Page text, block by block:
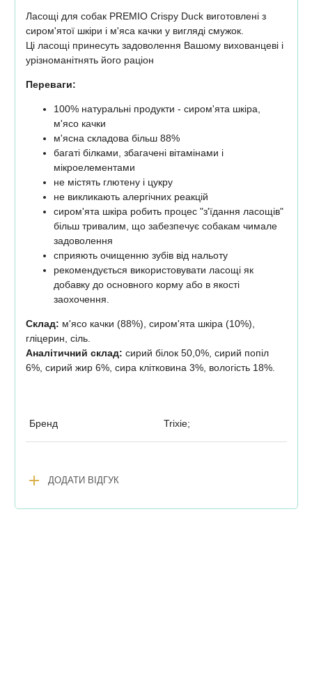
Ласощі для собак PREMIO Crispy Duck виготовлені з
сиром'ятої шкіри і м'яса качки у вигляді смужок.
Ці ласощі принесуть задоволення Вашому вихованцеві і
урізноманітнять його раціон
Переваги:
100% натуральні продукти - сиром'ята шкіра,
м'ясо качки
м'ясна складова більш 88%
багаті білками, збагачені вітамінами і
мікроелементами
не містять глютену і цукру
не викликають алергічних реакцій
сиром'ята шкіра робить процес "з'їдання ласощів"
більш тривалим, що забезпечує собакам чимале
задоволення
сприяють очищенню зубів від нальоту
рекомендується використовувати ласощі як
добавку до основного корму або в якості
заохочення.
Склад: м'ясо качки (88%), сиром'ята шкіра (10%),
гліцерин, сіль.
Аналітичний склад: сирий білок 50,0%, сирий попіл
6%, сирий жир 6%, сира клітковина 3%, вологість 18%.
Бренд Trixie;
add ДОДАТИ ВІДГУК